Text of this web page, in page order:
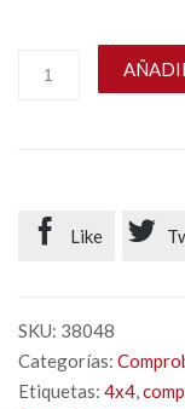
 Like 
SKU: 38048
Categorías:
Etiquetas: 4x4,